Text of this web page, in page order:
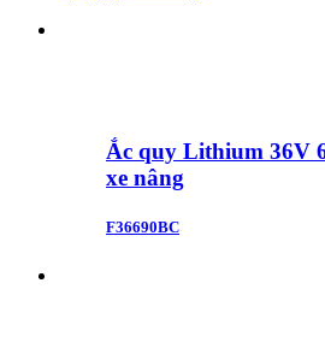
Ắc quy Lithium 36V
xe nâng
F36690BC